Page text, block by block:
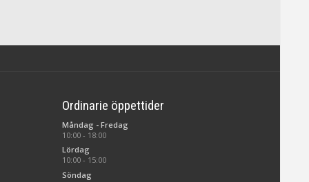
Ordinarie öppettider
Måndag - Fredag
10:00 - 18:00
Lördag
10:00 - 15:00
Söndag